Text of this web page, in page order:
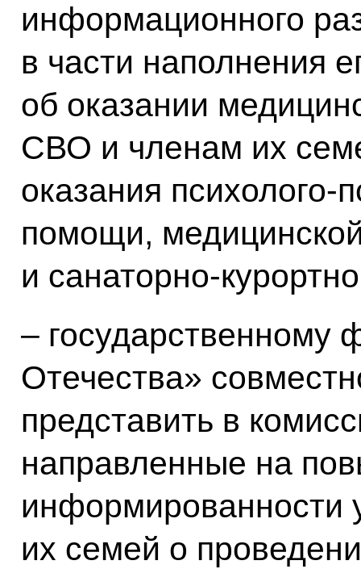
информационного
в части наполнения
об оказании
СВО и членам их
оказания психолого-
помощи,
и санаторно-
– государственному
Отечества»
представить в
направленные на
информированности
их семей о